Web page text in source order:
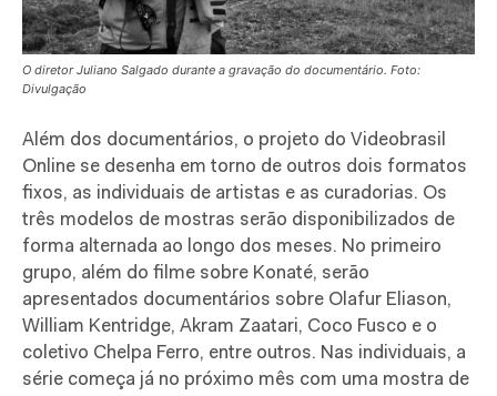
O diretor Juliano Salgado durante a gravação do documentário. Foto:
Divulgação
Além dos documentários, o projeto do Videobrasil
Online se desenha em torno de outros dois formatos
fixos, as individuais de artistas e as curadorias. Os
três modelos de mostras serão disponibilizados de
forma alternada ao longo dos meses. No primeiro
grupo, além do filme sobre Konaté, serão
apresentados documentários sobre Olafur Eliason,
William Kentridge, Akram Zaatari, Coco Fusco e o
coletivo Chelpa Ferro, entre outros. Nas individuais, a
série começa já no próximo mês com uma mostra de